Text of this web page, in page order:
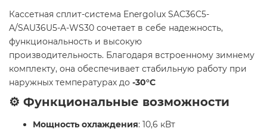
Кассетная сплит-система Energolux SAC36C5-
A/SAU36U5-A-WS30 сочетает в себе надежность,
функциональность и высокую
производительность. Благодаря встроенному зимнему
комплекту, она обеспечивает стабильную работу при
наружных температурах до -30°C
⚙️ Функциональные возможности
Мощность охлаждения: 10,6 кВт